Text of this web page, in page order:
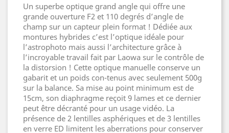
Un superbe optique grand angle qui offre une
grande ouverture F2 et 110 degrés d’angle de
champ sur un capteur plein format ! Dédiée aux
montures hybrides c’est l’optique idéale pour
l’astrophoto mais aussi l’architecture grâce à
l’incroyable travail fait par Laowa sur le contrôle de
la distorsion ! Cette optique manuelle conserve un
gabarit et un poids con-tenus avec seulement 500g
sur la balance. Sa mise au point minimum est de
15cm, son diaphragme reçoit 9 lames et ce dernier
peut être décranté pour un usage vidéo. La
présence de 2 lentilles asphériques et de 3 lentilles
en verre ED limitent les aberrations pour conserver